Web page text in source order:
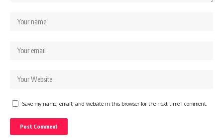
Save my name, email, and website in this browser for the next time I comment.